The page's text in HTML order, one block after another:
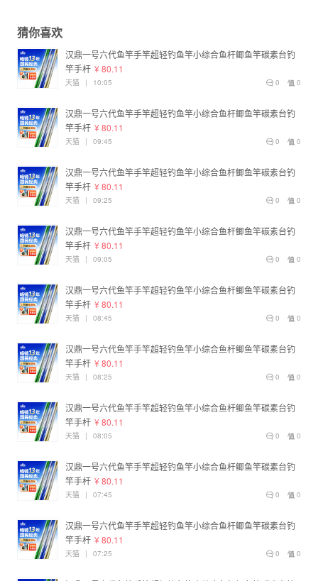
猜你喜欢
汉鼎一号六代鱼竿手竿超轻钓鱼竿小综合鱼杆鲫鱼竿碳素台钓
竿手杆 ¥ 80.11
0
0
天猫 | 10:05
汉鼎一号六代鱼竿手竿超轻钓鱼竿小综合鱼杆鲫鱼竿碳素台钓
竿手杆 ¥ 80.11
0
0
天猫 | 09:45
汉鼎一号六代鱼竿手竿超轻钓鱼竿小综合鱼杆鲫鱼竿碳素台钓
竿手杆 ¥ 80.11
0
0
天猫 | 09:25
汉鼎一号六代鱼竿手竿超轻钓鱼竿小综合鱼杆鲫鱼竿碳素台钓
竿手杆 ¥ 80.11
0
0
天猫 | 09:05
汉鼎一号六代鱼竿手竿超轻钓鱼竿小综合鱼杆鲫鱼竿碳素台钓
竿手杆 ¥ 80.11
0
0
天猫 | 08:45
汉鼎一号六代鱼竿手竿超轻钓鱼竿小综合鱼杆鲫鱼竿碳素台钓
竿手杆 ¥ 80.11
0
0
天猫 | 08:25
汉鼎一号六代鱼竿手竿超轻钓鱼竿小综合鱼杆鲫鱼竿碳素台钓
竿手杆 ¥ 80.11
0
0
天猫 | 08:05
汉鼎一号六代鱼竿手竿超轻钓鱼竿小综合鱼杆鲫鱼竿碳素台钓
竿手杆 ¥ 80.11
0
0
天猫 | 07:45
汉鼎一号六代鱼竿手竿超轻钓鱼竿小综合鱼杆鲫鱼竿碳素台钓
竿手杆 ¥ 80.11
0
0
天猫 | 07:25